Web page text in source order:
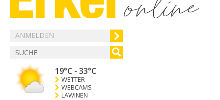
ANMELDEN
19°C - 33°C
WETTER
WEBCAMS
LAWINEN